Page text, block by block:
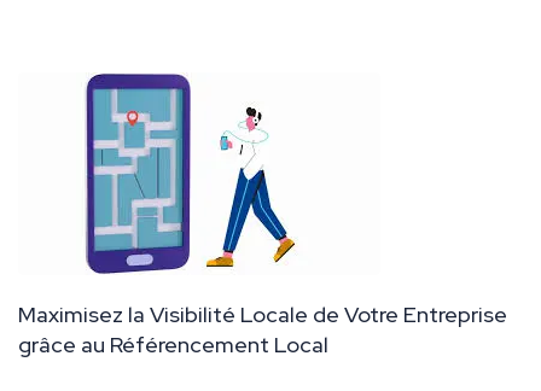
Maximisez la Visibilité Locale de Votre Entreprise
grâce au Référencement Local